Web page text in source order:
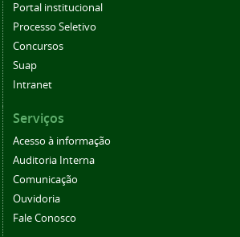
Portal institucional
Processo Seletivo
Concursos
Suap
Intranet
Serviços
Acesso à informação
Auditoria Interna
Comunicação
Ouvidoria
Fale Conosco